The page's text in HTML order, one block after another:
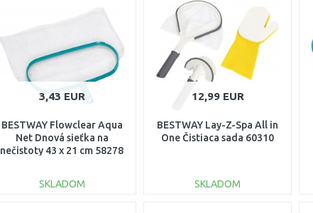
Porovnať
3,43 EUR
BESTWAY Flowclear Aqua
Net Dnová sieťka na
nečistoty 43 x 21 cm 58278
SKLADOM
12,99 EUR
BESTWAY Lay-Z-Spa All in
One Čistiaca sada 60310
SKLADOM